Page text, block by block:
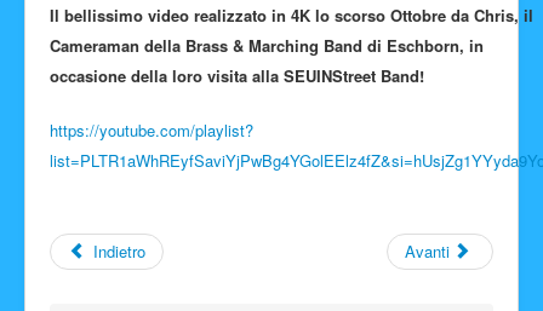
Su di noi
Info e link
Il bellissimo video realizzato in 4K lo scorso Ottobre da Chris, il
Cameraman della Brass & Marching Band di Eschborn, in
occasione della loro visita alla SEUINStreet Band!
https://youtube.com/playlist?
Indietro Avanti